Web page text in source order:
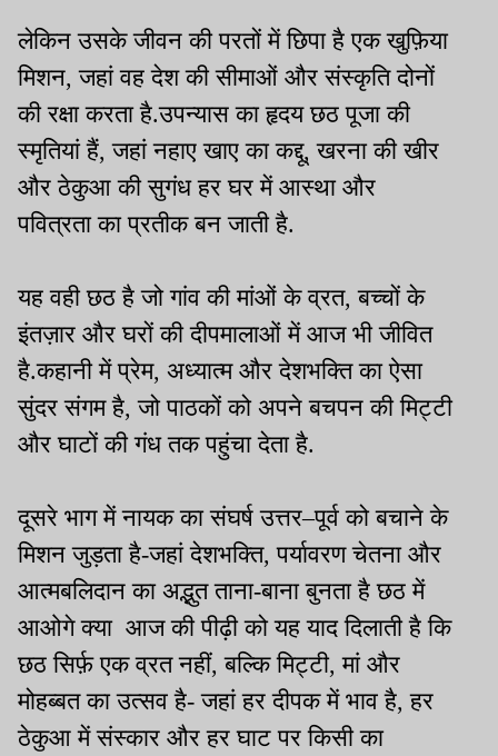
लेकिन उसके जीवन की परतों में छिपा है एक खुफ़िया
मिशन, जहां वह देश की सीमाओं और संस्कृति दोनों
की रक्षा करता है.उपन्यास का हृदय छठ पूजा की
स्मृतियां हैं, जहां नहाए खाए का कद्दू, खरना की खीर
और ठेकुआ की सुगंध हर घर में आस्था और
पवित्रता का प्रतीक बन जाती है.
यह वही छठ है जो गांव की मांओं के व्रत, बच्चों के
इंतज़ार और घरों की दीपमालाओं में आज भी जीवित
है.कहानी में प्रेम, अध्यात्म और देशभक्ति का ऐसा
सुंदर संगम है, जो पाठकों को अपने बचपन की मिट्टी
और घाटों की गंध तक पहुंचा देता है.
दूसरे भाग में नायक का संघर्ष उत्तर–पूर्व को बचाने के
मिशन जुड़ता है-जहां देशभक्ति, पर्यावरण चेतना और
आत्मबलिदान का अद्भुत ताना-बाना बुनता है छठ में
आओगे क्या आज की पीढ़ी को यह याद दिलाती है कि
छठ सिर्फ़ एक व्रत नहीं, बल्कि मिट्टी, मां और
मोहब्बत का उत्सव है- जहां हर दीपक में भाव है, हर
ठेकुआ में संस्कार और हर घाट पर किसी का